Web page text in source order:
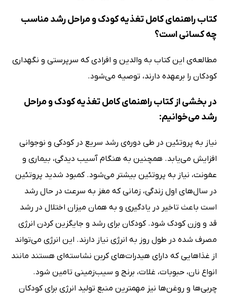
کتاب راهنمای کامل تغذیه کودک و مراحل رشد مناسب
چه کسانی است؟
مطالعه‌ی این کتاب به والدین و افرادی که سرپرستی و نگهداری
کودکان را برعهده دارند، توصیه می‌شود.
در بخشی از کتاب راهنمای کامل تغذیه کودک و مراحل
رشد می‌خوانیم:
نیاز به پروتئین در طی دوره‌ی رشد سریع در کودکی و نوجوانی
افزایش می‌یابد. همچنین به هنگام آسیب دیدگی، بیماری و
عفونت، نیاز به پروتئین بیشتر می‌شود. کمبود شدید پروتئین
در سال‌های اول زندگی، زمانی که مغز به سرعت در حال رشد
است باعث تاخیر در یادگیری و به ‌همان میزان اختلال در رشد
قد و وزن کودک شود. کودکان برای رشد و جایگزین کردن انرژی
مصرف شده در طول روز به انرژی نیاز دارند. این انرژی می‌تواند
از غذاهایی که دارای هیدرات‌های کربن نشاسته‌ای هستند مانند
انواع نان، حبوبات، غلات، برنج و سیب‌زمینی تامین شود.
چربی‌ها و روغن‌ها نیز مهمترین منبع تولید انرژی برای کودکان